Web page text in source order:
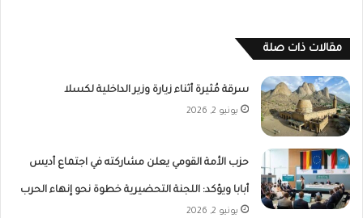
مقالات ذات صلة
سرقة مُثيرة أثناء زيارة وزير الداخلية لكسلا
يونيو 2, 2026
حزب الأمة القومي يعلن مشاركته في اجتماع أديس
أبابا ويؤكد: اللجنة التحضيرية خطوة نحو إنهاء الحرب
يونيو 2, 2026